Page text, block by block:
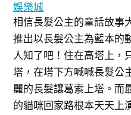
娛樂城
相信長髮公主的童話故事
推出以長髮公主為藍本的
人知了吧！住在高塔上，
塔，在塔下方喊喊長髮公
麗的長髮讓葛索上塔。而
的貓咪回家路根本天天上